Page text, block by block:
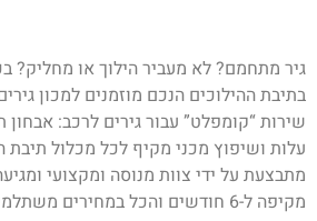
גיר מתחמם? לא מעביר הילוך או
בתיבת ההילוכים הנכם מוזמנים למכון
שירות “קומפלט” עבור גירים לרכב:
עלות ושיפוץ מכני מקיף לכל מכלול תיבת
מתבצעת על ידי צוות מנוסה ומקצועי
מקיפה ל-6 חודשים והכל במחירים משתלמים במיוחד!